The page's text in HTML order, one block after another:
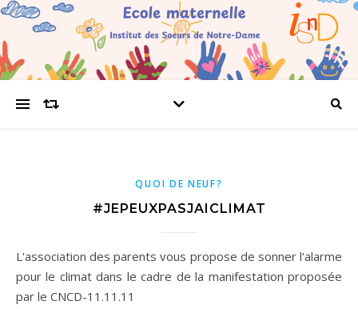
QUOI DE NEUF?
#JEPEUXPASJAICLIMAT
L'association des parents vous propose de sonner l'alarme
pour le climat dans le cadre de la manifestation proposée
par le CNCD-11.11.11